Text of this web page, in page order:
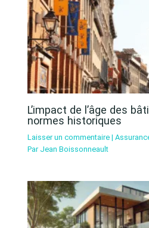
L’impact de l’âge des
normes historiques
Laisser un commentaire |
Par Jean Boissonneault